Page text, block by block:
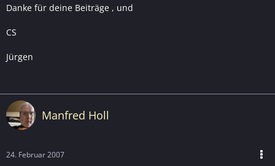
Danke für deine Beiträge , und
CS
Jürgen
Manfred Holl
24. Februar 2007